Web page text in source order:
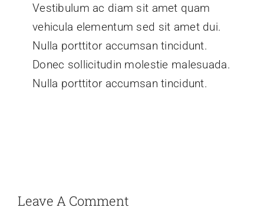
Vestibulum ac diam sit amet quam
vehicula elementum sed sit amet dui.
Nulla porttitor accumsan tincidunt.
Donec sollicitudin molestie malesuada.
Nulla porttitor accumsan tincidunt.
Leave A Comment